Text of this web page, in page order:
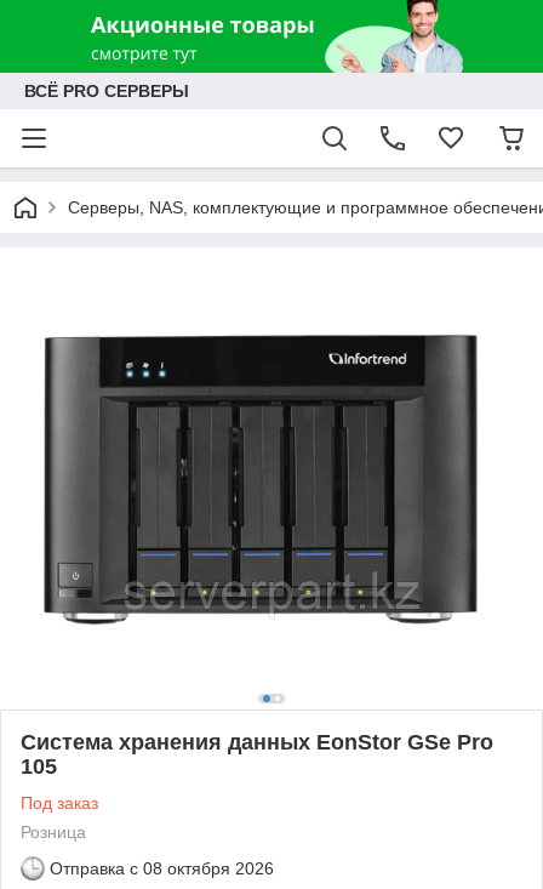
ВСЁ PRO СЕРВЕРЫ
Серверы, NAS, комплектующие и программное
Система хранения данных EonStor GSe Pro
105
Под заказ
Розница
Отправка с 08 октября 2026